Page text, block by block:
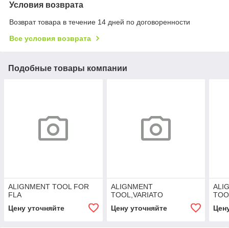
Условия возврата
Возврат товара в течение 14 дней по договоренности
Все условия возврата
Подобные товары компании
ALIGNMENT TOOL FOR
FLA
Цену уточняйте
ALIGNMENT
TOOL,VARIATO
Цену уточняйте